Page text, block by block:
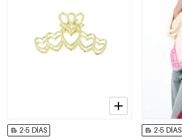
2-5 DÍAS 2-5 DÍAS